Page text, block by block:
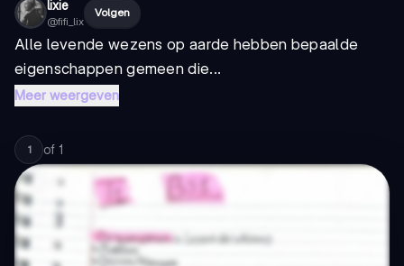
lixie
@fifi_lix
Volgen
Alle levende wezens op aarde hebben bepaalde
eigenschappen gemeen die...
Meer weergeven
1 of 1